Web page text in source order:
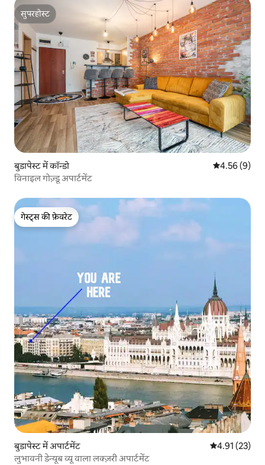
सुपरहोस्ट
सुपरहोस्ट
बुडापेस्ट में कॉन्डो औसत रेटिंग 5 में
4.56 (9)
विनाइल गोज़्डू अपार्टमेंट
गेस्ट्स की फ़ेवरेट
गेस्ट्स की फ़ेवरेट
बुडापेस्ट में अपार्टमेंट औसत रेटिंग 5 में
4.91 (23)
लुभावनी डेन्यूब व्यू वाला लक्ज़री अपार्टमेंट